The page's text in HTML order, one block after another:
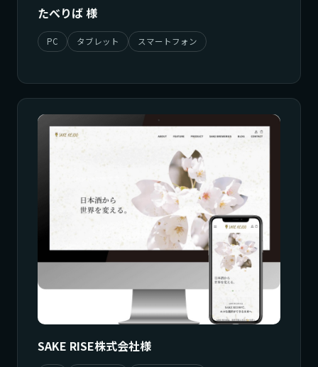
たべりば 様
PC タブレット スマートフォン
SAKE RISE株式会社様